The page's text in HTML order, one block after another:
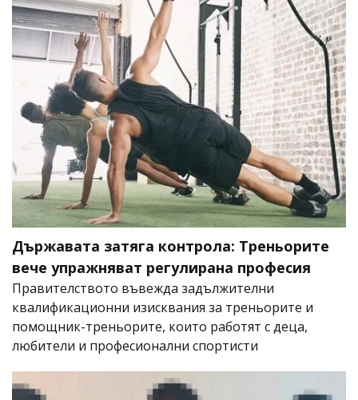
Държавата затяга контрола: Треньорите
вече упражняват регулирана професия
Правителството въвежда задължителни
квалификационни изисквания за треньорите и
помощник-треньорите, които работят с деца,
любители и професионални спортисти